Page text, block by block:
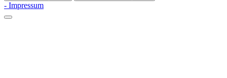
- Impressum